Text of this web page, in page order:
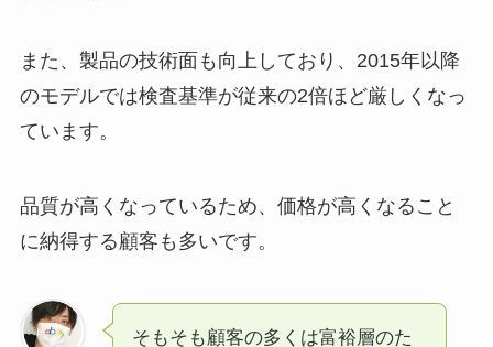
また、製品の技術面も向上しており、2015年以降
のモデルでは検査基準が従来の2倍ほど厳しくなっ
ています。
品質が高くなっているため、価格が高くなること
に納得する顧客も多いです。
そもそも顧客の多くは富裕層のた